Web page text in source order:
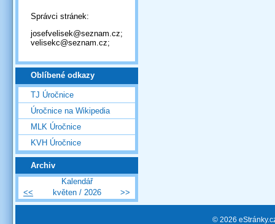
Správci stránek:
josefvelisek@seznam.cz;
velisekc@seznam.cz;
Oblíbené odkazy
TJ Úročnice
Úročnice na Wikipedia
MLK Úročnice
KVH Úročnice
Archiv
Kalendář
<<
květen / 2026 >>
© 2026